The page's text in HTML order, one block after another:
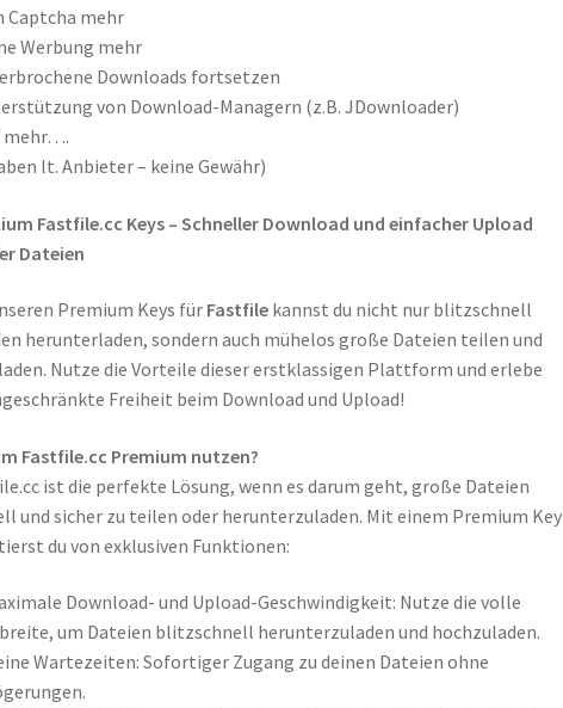
Captcha mehr
Werbung mehr
Downloads fortsetzen
von Download-Managern (z.B. JDownloader)
mehr….
lt. Anbieter – keine Gewähr)
Fastfile.cc Keys – Schneller Download und einfacher Upload
Dateien
Premium Keys für Fastfilekannst du nicht nur blitzschnell
herunterladen, sondern auch mühelos große Dateien teilen und
Nutze die Vorteile dieser erstklassigen Plattform und erlebe
Freiheit beim Download und Upload!
Fastfile.cc Premium nutzen?
ist die perfekte Lösung, wenn es darum geht, große Dateien
und sicher zu teilen oder herunterzuladen. Mit einem Premium Key
du von exklusiven Funktionen:
Download- und Upload-Geschwindigkeit: Nutze die volle
um Dateien blitzschnell herunterzuladen und hochzuladen.
Wartezeiten: Sofortiger Zugang zu deinen Dateien ohne